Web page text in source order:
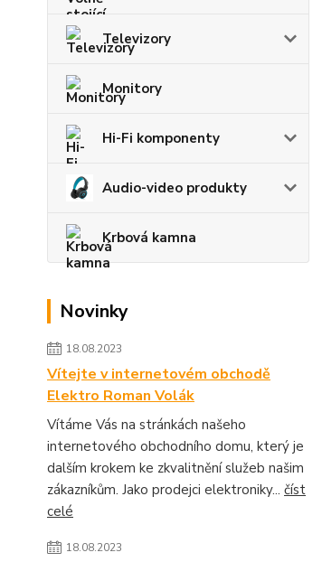
Televizory
Monitory
Hi-Fi komponenty
Audio-video produkty
Krbová kamna
Novinky
18.08.2023
Vítejte v internetovém obchodě
Elektro Roman Volák
Vítáme Vás na stránkách našeho
internetového obchodního domu, který je
dalším krokem ke zkvalitnění služeb našim
zákazníkům. Jako prodejci elektroniky... číst
celé
18.08.2023